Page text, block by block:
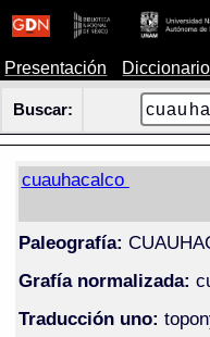
Presentación
Buscar:
cuauhacalco
Paleografía:
Grafía normalizada:
Traducción uno: